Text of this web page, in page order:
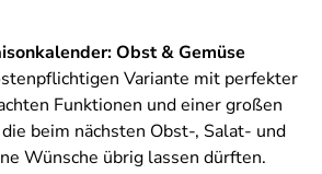
Obst & Gemüse
Variante mit perfekter
Funktionen und einer großen
beim nächsten Obst-, Salat- und
Wünsche übrig lassen dürften.